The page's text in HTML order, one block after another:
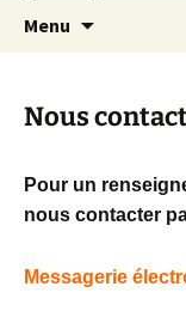
Menu
Nous
Pour un
nous contacter
Messagerie